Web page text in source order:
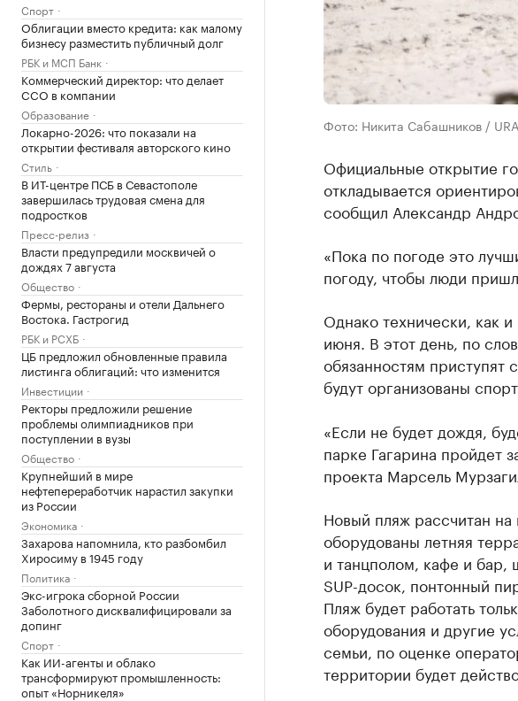
Спорт
Облигации вместо кредита: как малому
бизнесу разместить публичный долг
РБК и МСП Банк
Коммерческий директор: что делает
CCO в компании
Образование
Локарно-2026: что показали на
открытии фестиваля авторского кино
Стиль
В ИТ-центре ПСБ в Севастополе
завершилась трудовая смена для
подростков
Пресс-релиз
Власти предупредили москвичей о
дождях 7 августа
Общество
Фермы, рестораны и отели Дальнего
Востока. Гастрогид
РБК и РСХБ
ЦБ предложил обновленные правила
листинга облигаций: что изменится
Инвестиции
Ректоры предложили решение
проблемы олимпиадников при
поступлении в вузы
Общество
Крупнейший в мире
нефтепереработчик нарастил закупки
из России
Экономика
Захарова напомнила, кто разбомбил
Хиросиму в 1945 году
Политика
Экс-игрока сборной России
Заболотного дисквалифицировали за
допинг
Спорт
Как ИИ-агенты и облако
трансформируют промышленность:
опыт «Норникеля»
Фото: Никита Сабашников /
Официальные открытие
откладывается
сообщил Александр
«Пока по погоде это
погоду, чтобы люди
Однако технически, как
июня. В этот день, по
обязанностям приступят
будут организованы
«Если не будет дождя,
парке Гагарина пройдет
проекта Марсель
Новый пляж рассчитан
оборудованы летняя
и танцполом, кафе и бар,
SUP-досок, понтонный
Пляж будет работать
оборудования и другие
семьи, по оценке
территории будет